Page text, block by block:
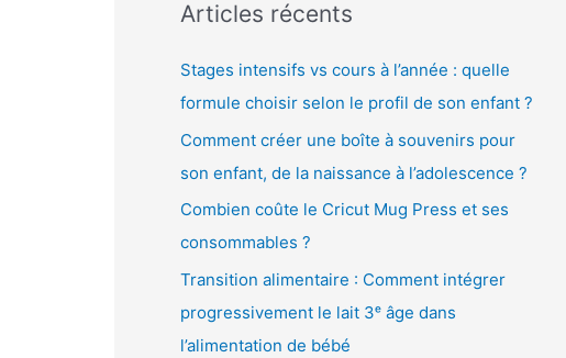
iArticles récents
Stages intensifs vs cours à l’année : quelle
formule choisir selon le profil de son enfant ?
Comment créer une boîte à souvenirs pour
son enfant, de la naissance à l’adolescence ?
Combien coûte le Cricut Mug Press et ses
consommables ?
Transition alimentaire : Comment intégrer
progressivement le lait 3ᵉ âge dans
l’alimentation de bébé